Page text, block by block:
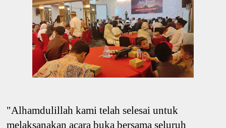
"Alhamdulillah kami telah selesai untuk
melaksanakan acara buka bersama seluruh